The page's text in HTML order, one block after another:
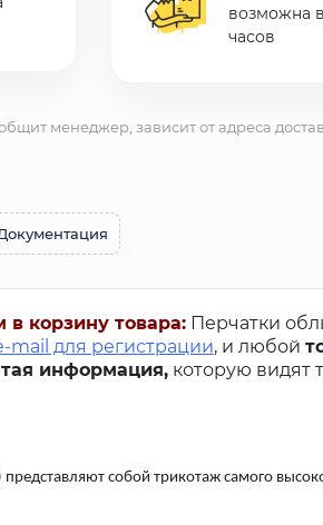
возможна
часов
менеджер, зависит от адреса
корзину товара: Перчатки
mail для регистрации, и любой
информация,которую видят
собой трикотаж самого